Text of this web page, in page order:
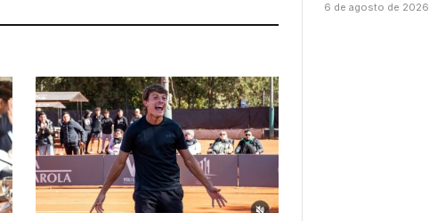
6 de agosto de 2026